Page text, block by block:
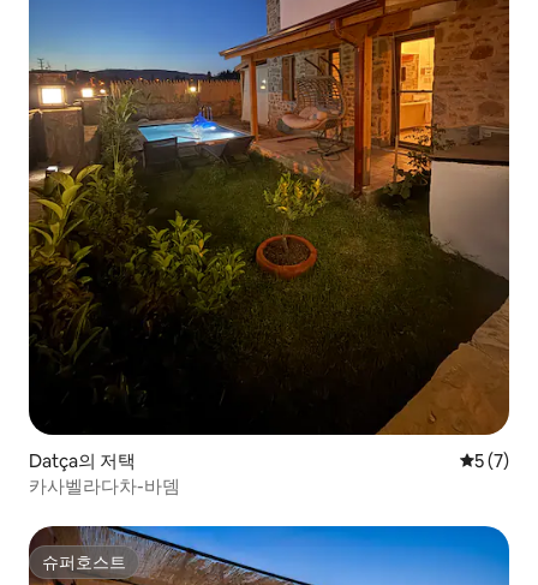
Datça의 저택 평점 5점
5 (7)
카사벨라다차-바뎀
슈퍼호스트
슈퍼호스트